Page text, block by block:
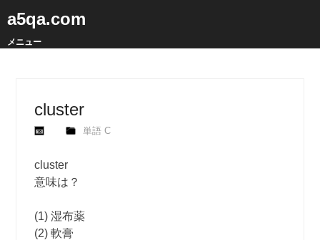
a5qa.com
メニュー
cluster
単語 C
cluster
意味は？
(1) 湿布薬
(2) 軟膏